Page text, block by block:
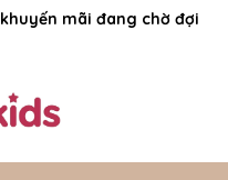
mãi đang chờ đợi